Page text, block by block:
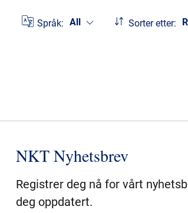
Språk: All Sorter etter:
NKT Nyhetsbrev
Registrer deg nå for vårt
deg oppdatert.